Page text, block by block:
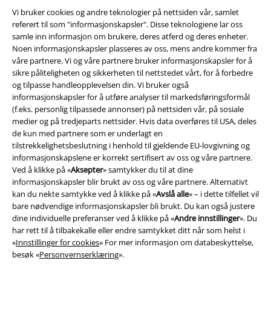
Vi bruker cookies og andre teknologier på nettsiden vår, samlet
referert til som "informasjonskapsler". Disse teknologiene lar oss
samle inn informasjon om brukere, deres atferd og deres enheter.
Noen informasjonskapsler plasseres av oss, mens andre kommer fra
våre partnere. Vi og våre partnere bruker informasjonskapsler for å
sikre påliteligheten og sikkerheten til nettstedet vårt, for å forbedre
og tilpasse handleopplevelsen din. Vi bruker også
informasjonskapsler for å utføre analyser til markedsføringsformål
(f.eks. personlig tilpassede annonser) på nettsiden vår, på sosiale
medier og på tredjeparts nettsider. Hvis data overføres til USA, deles
de kun med partnere som er underlagt en
tilstrekkelighetsbeslutning i henhold til gjeldende EU-lovgivning og
informasjonskapslene er korrekt sertifisert av oss og våre partnere.
Ved å klikke på «Aksepter» samtykker du til at dine
informasjonskapsler blir brukt av oss og våre partnere. Alternativt
kan du nekte samtykke ved å klikke på «Avslå alle» – i dette tilfellet vil
bare nødvendige informasjonskapsler bli brukt. Du kan også justere
dine individuelle preferanser ved å klikke på «Andre innstillinger». Du
har rett til å tilbakekalle eller endre samtykket ditt når som helst i
«Innstillinger for cookies» For mer informasjon om databeskyttelse,
besøk «Personvernserklæring».
Juridisk informasjon/Vilkår
Vilkår
Impressum
Konfidensialitetserklæring
Avfallshåndtering og miljøbeskyttelse